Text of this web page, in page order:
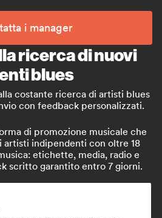
i manager
ricerca di nuovi
blues
costante ricerca di artisti blues
con feedback personalizzati.
di promozione musicale che
indipendenti con oltre 18
etichette, media, radio e
scritto garantito entro 7 giorni.